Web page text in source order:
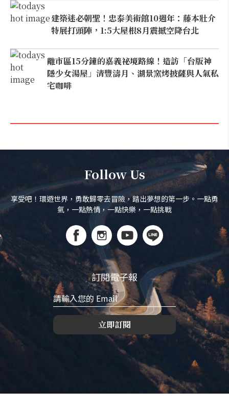
建築迷必朝聖！忠泰美術館10週年：藤本壯介
特展打頭陣，1:5大屋根8月震撼空降台北
離市區15分鐘的嘉義祕境路線！造訪「台版神
隱少女湯屋」清豐濤月、湖景窯烤披薩與人氣私
宅咖啡
Follow Us
享受吧！環遊世界，勇敢歸零去冒險，踏出夢想的第一步。一點勇
氣，一點熱情，一點快樂，一點挑戰
訂閱電子報
立即訂閱